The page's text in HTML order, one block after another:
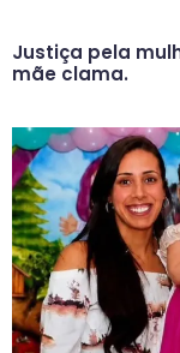
Justiça pela
mãe clama.